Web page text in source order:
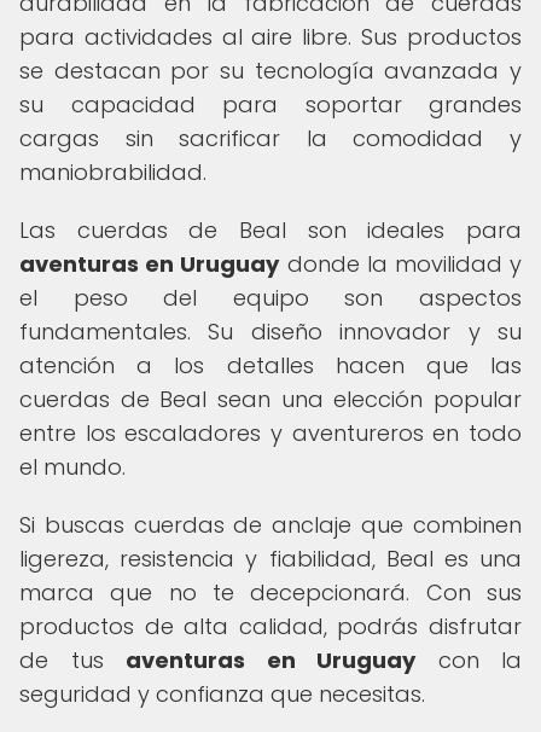
para actividades al aire libre. Sus productos
se destacan por su tecnología avanzada y
su capacidad para soportar grandes
cargas sin sacrificar la comodidad y
maniobrabilidad.
Las cuerdas de Beal son ideales para
aventuras en Uruguaydonde la movilidad y
el peso del equipo son aspectos
fundamentales. Su diseño innovador y su
atención a los detalles hacen que las
cuerdas de Beal sean una elección popular
entre los escaladores y aventureros en todo
el mundo.
Si buscas cuerdas de anclaje que combinen
ligereza, resistencia y fiabilidad, Beal es una
marca que no te decepcionará. Con sus
productos de alta calidad, podrás disfrutar
de tus aventuras en Uruguaycon la
seguridad y confianza que necesitas.